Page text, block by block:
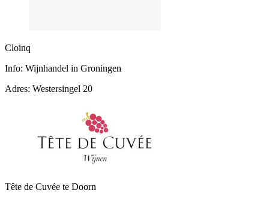
Cloinq
Info: Wijnhandel in Groningen
Adres: Westersingel 20
Tête de Cuvée te Doorn